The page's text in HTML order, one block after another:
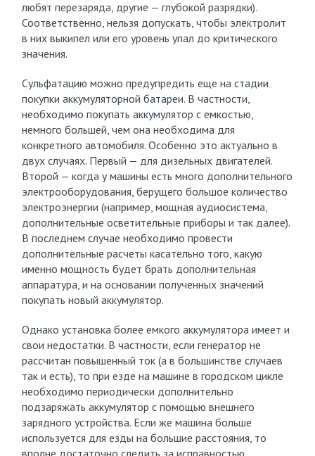
любят перезаряда, другие — глубокой разрядки).
Соответственно, нельзя допускать, чтобы электролит
в них выкипел или его уровень упал до критического
значения.
Сульфатацию можно предупредить еще на стадии
покупки аккумуляторной батареи. В частности,
необходимо покупать аккумулятор с емкостью,
немного большей, чем она необходима для
конкретного автомобиля. Особенно это актуально в
двух случаях. Первый — для дизельных двигателей.
Второй — когда у машины есть много дополнительного
электрооборудования, берущего большое количество
электроэнергии (например, мощная аудиосистема,
дополнительные осветительные приборы и так далее).
В последнем случае необходимо провести
дополнительные расчеты касательно того, какую
именно мощность будет брать дополнительная
аппаратура, и на основании полученных значений
покупать новый аккумулятор.
Однако установка более емкого аккумулятора имеет и
свои недостатки. В частности, если генератор не
рассчитан повышенный ток (а в большинстве случаев
так и есть), то при езде на машине в городском цикле
необходимо периодически дополнительно
подзаряжать аккумулятор с помощью внешнего
зарядного устройства. Если же машина больше
используется для езды на большие расстояния, то
вполне достаточно следить за исправностью